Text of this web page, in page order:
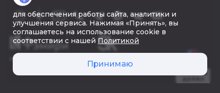
© 2026 «Фэмири»
для обеспечения работы сайта, аналитики и
улучшения сервиса. Нажимая «Принять», вы
соглашаетесь на использование cookie в
соответствии с нашей Политикой
Принимаю
Создать